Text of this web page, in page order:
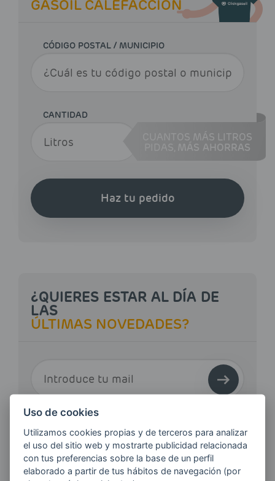
GASOIL CALEFACCIÓN
CÓDIGO POSTAL / MUNICIPIO
CANTIDAD
CUANTOS MÁS LITROS
MÁS AHORRAS
Haz tu pedido
¿QUIERES ESTAR AL DÍA DE
LAS
ÚLTIMAS NOVEDADES?
ENERGIAS por cualquier medio, incluido
electrónico.Más información
Uso de cookies
Utilizamos cookies propias y de terceros para analizar
el uso del sitio web y mostrarte publicidad relacionada
con tus preferencias sobre la base de un perfil
elaborado a partir de tus hábitos de navegación (por